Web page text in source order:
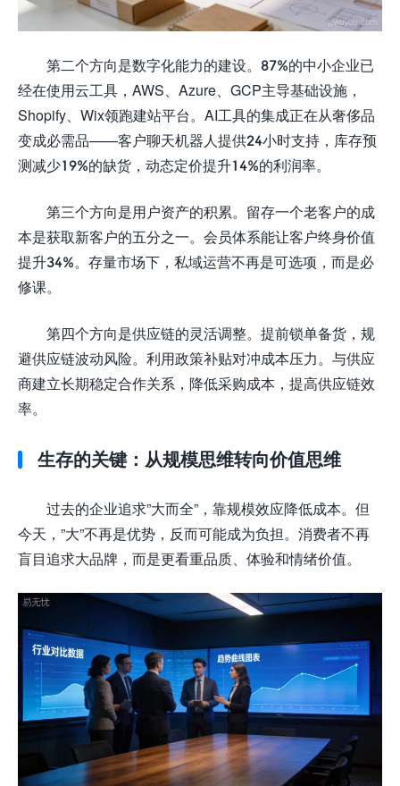
第二个方向是数字化能力的建设。87%的中小企业已
经在使用云工具，AWS、Azure、GCP主导基础设施，
Shopify、Wix领跑建站平台。AI工具的集成正在从奢侈品
变成必需品——客户聊天机器人提供24小时支持，库存预
测减少19%的缺货，动态定价提升14%的利润率。
第三个方向是用户资产的积累。留存一个老客户的成
本是获取新客户的五分之一。会员体系能让客户终身价值
提升34%。存量市场下，私域运营不再是可选项，而是必
修课。
第四个方向是供应链的灵活调整。提前锁单备货，规
避供应链波动风险。利用政策补贴对冲成本压力。与供应
商建立长期稳定合作关系，降低采购成本，提高供应链效
率。
生存的关键：从规模思维转向价值思维
过去的企业追求”大而全”，靠规模效应降低成本。但
今天，”大”不再是优势，反而可能成为负担。消费者不再
盲目追求大品牌，而是更看重品质、体验和情绪价值。